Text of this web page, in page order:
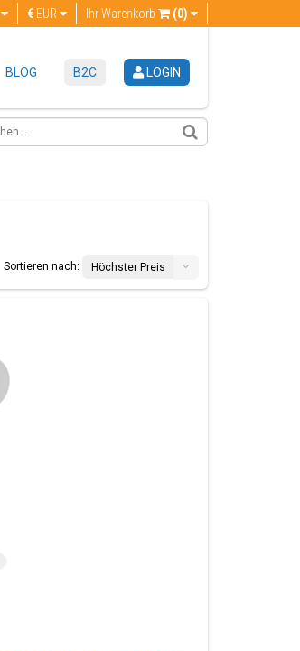
Ihr Warenkorb (0)
€ EUR
BLOG B2C LOGIN
Sortieren nach:
Höchster Preis